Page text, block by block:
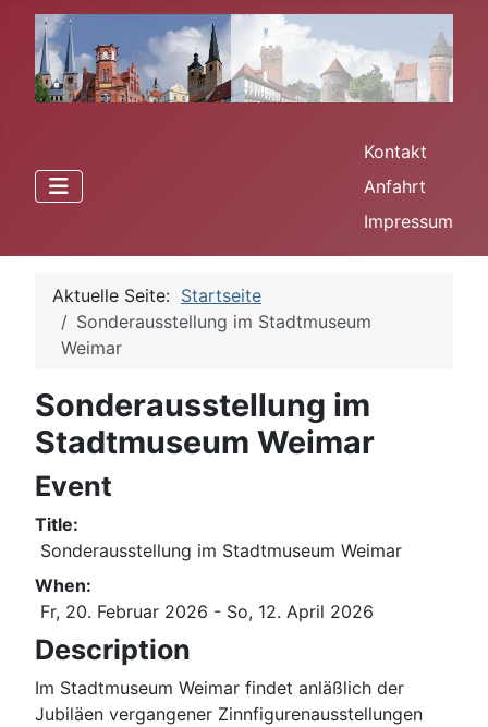
Kontakt
Anfahrt
Impressum
Aktuelle Seite: Startseite
Sonderausstellung im Stadtmuseum
Weimar
Sonderausstellung im
Stadtmuseum Weimar
Event
Title:
Sonderausstellung im Stadtmuseum Weimar
When:
Fr, 20. Februar 2026 - So, 12. April 2026
Description
Im Stadtmuseum Weimar findet anläßlich der
Jubiläen vergangener Zinnfigurenausstellungen